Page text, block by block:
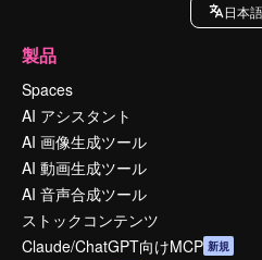
日本語
製品
Spaces
AI アシスタント
AI 画像生成ツール
AI 動画生成ツール
AI 音声合成ツール
ストックコンテンツ
Claude/ChatGPT向けMCP 新規